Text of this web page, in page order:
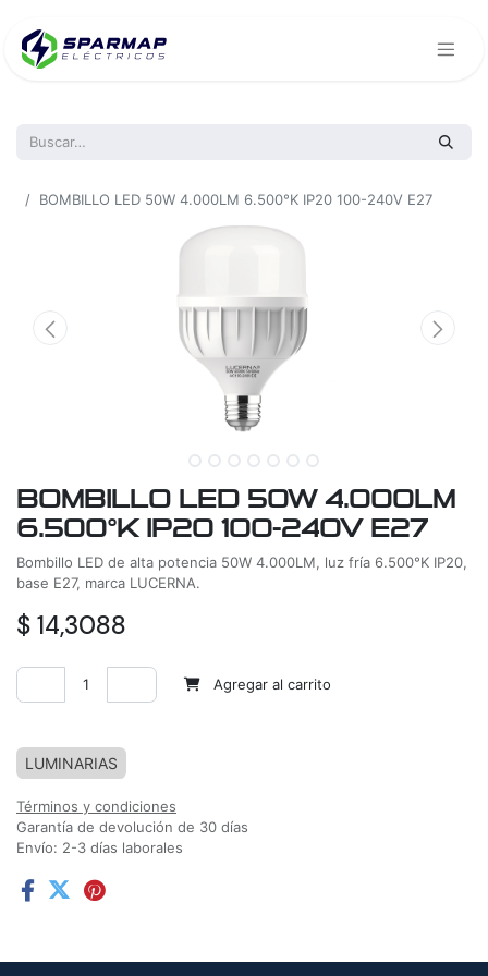
BOMBILLO LED 50W 4.000LM 6.500°K IP20 100-240V E27
BOMBILLO LED 50W 4.000LM
6.500°K IP20 100-240V E27
Bombillo LED de alta potencia 50W 4.000LM, luz fría 6.500°K IP20,
base E27, marca LUCERNA.
$ 14,3088
Agregar al carrito
LUMINARIAS
Términos y condiciones
Garantía de devolución de 30 días
Envío: 2-3 días laborales